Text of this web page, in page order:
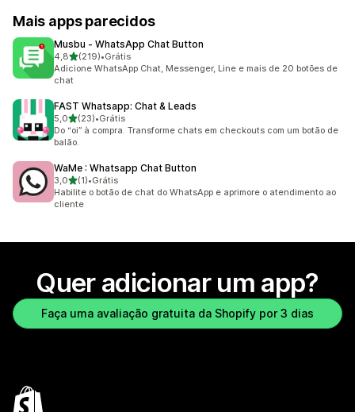
Mais apps parecidos
Musbu ‑ WhatsApp Chat Button
4,8de 5 estrelas
(219)
219 avaliações ao todo
•Grátis
Adicione WhatsApp Chat, Messenger, Line e mais de 20 botões de
chat
FAST Whatsapp: Chat & Leads
5,0de 5 estrelas
(23)
23 avaliações ao todo
•Grátis
Do “oi” à compra. Transforme chats em checkouts com um botão de
balão.
WaMe : Whatsapp Chat Button
3,0de 5 estrelas
(1)
1 avaliações ao todo
•Grátis
Habilite o botão de chat do WhatsApp e aprimore o atendimento ao
cliente
Quer adicionar um app?
Faça uma avaliação gratuita da Shopify por 3 dias